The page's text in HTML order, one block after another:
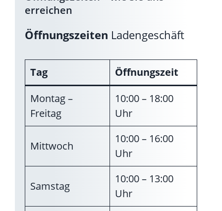
erreichen
Öffnungszeiten Ladengeschäft
Tag
Öffnungszeit
Montag –
Freitag
10:00 – 18:00
Uhr
Mittwoch
10:00 – 16:00
Uhr
Samstag
10:00 – 13:00
Uhr